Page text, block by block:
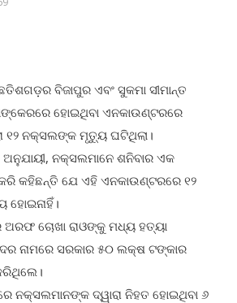
ବିଜାପୁର ଏବଂ ସୁକମା ସୀମାନ୍ତ
ହୋଇଥିବା ଏନକାଉଣ୍ଟରରେ
୧୨ ନକ୍ସଲଙ୍କ ମୃତ୍ୟୁ ଘଟିଥିଲା।
ଅନୁଯାୟୀ, ନକ୍ସଲମାନେ ଶନିବାର ଏକ
କହିଛନ୍ତି ଯେ ଏହି ଏନକାଉଣ୍ଟରରେ ୧୨
ଚୋଖା ରାଓଙ୍କୁ ମଧ୍ୟ ହତ୍ୟା
ନାମରେ ସରକାର ୫୦ ଲକ୍ଷ ଟଙ୍କାର
ନକ୍ସଲମାନଙ୍କ ଦ୍ୱାରା ନିହତ ହୋଇଥିବା ୬